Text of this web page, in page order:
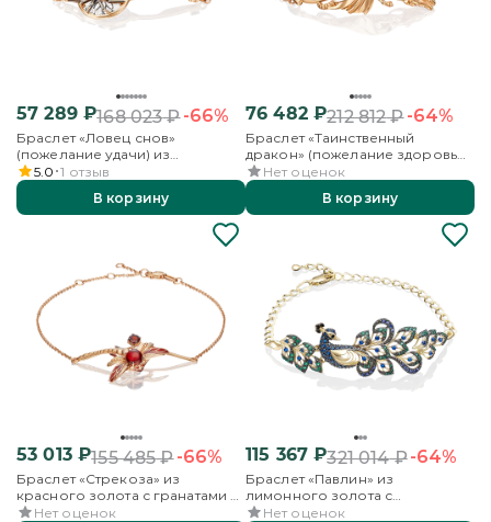
57 289₽168 023₽-66%
Браслет «Ловец снов»
(пожелание удачи) из
комбинированного золота с
кварцем дымчатым
5.0 1 отзыв
В корзину
76 482₽212 812₽-64%
Браслет «Таинственный
дракон» (пожелание здоровья)
из комбинированного золота
Нет оценок
В корзину
53 013₽155 485₽-66%
Браслет «Стрекоза» из
красного золота с гранатами и
эмалью
Нет оценок
115 367 ₽321 014₽-64%
Браслет «Павлин» из
лимонного золота с
фианитами
Нет оценок